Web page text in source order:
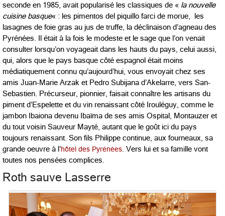
seconde en 1985, avait popularisé les classiques de « la nouvelle
cuisine basque« : les pimentos del piquillo farci de morue, les
lasagnes de foie gras au jus de truffe, la déclinaison d’agneau des
Pyrénées. Il était à la fois le modeste et le sage que l’on venait
consulter lorsqu’on voyageait dans les hauts du pays, celui aussi,
qui, alors que le pays basque côté espagnol était moins
médiatiquement connu qu’aujourd’hui, vous envoyait chez ses
amis Juan-Marie Arzak et Pedro Subijana d’Akelarre, vers San-
Sebastien. Précurseur, pionnier, faisait connaître les artisans du
piment d’Espelette et du vin renaissant côté Irouléguy, comme le
jambon Ibaiona devenu Ibaïma de ses amis Ospital, Montauzer et
du tout voisin Sauveur Mayté, autant que le goût ici du pays
toujours renaissant. Son fils Philippe continue, aux fourneaux, sa
grande oeuvre à l’hôtel des Pyrénées . Vers lui et sa famille vont
toutes nos pensées complices.
Roth sauve Lasserre